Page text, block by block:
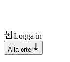
Logga in
Alla orter